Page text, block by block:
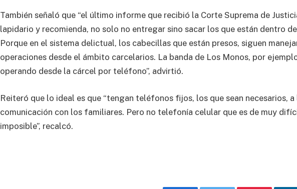
También señaló que “el último informe que recibió la Corte Suprema de
lapidario y recomienda, no solo no entregar sino sacar los que están dentro
Porque en el sistema delictual, los cabecillas que están presos, siguen
operaciones desde el ámbito carcelarios. La banda de Los Monos, por
operando desde la cárcel por teléfono”, advirtió.
Reiteró que lo ideal es que “tengan teléfonos fijos, los que sean necesarios,
comunicación con los familiares. Pero no telefonía celular que es de muy
imposible”, recalcó.